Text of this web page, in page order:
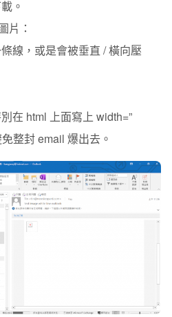
。
片：
線，或是會被垂直 / 橫向壓
在 html 上面寫上 width=”
整封 email 爆出去。